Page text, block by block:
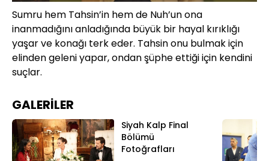
Sumru hem Tahsin’in hem de Nuh’un ona
inanmadığını anladığında büyük bir hayal kırıklığı
yaşar ve konağı terk eder. Tahsin onu bulmak için
elinden geleni yapar, ondan şüphe ettiği için kendini
suçlar.
GALERİLER
Siyah Kalp Final
Bölümü
Fotoğrafları